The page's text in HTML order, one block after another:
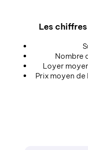
Les
Nombre
Loyer
Prix moyen de